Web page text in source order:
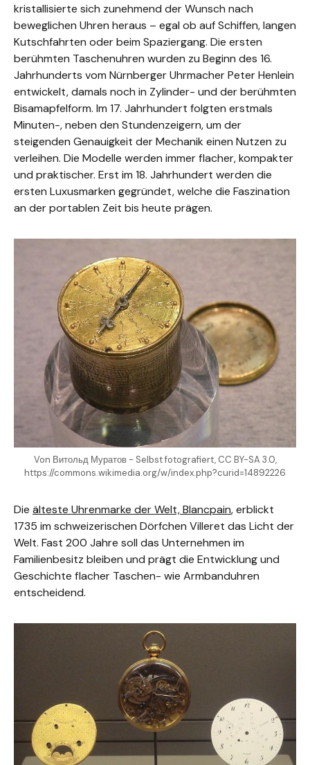
kristallisierte sich zunehmend der Wunsch nach
beweglichen Uhren heraus – egal ob auf Schiffen, langen
Kutschfahrten oder beim Spaziergang. Die ersten
berühmten Taschenuhren wurden zu Beginn des 16.
Jahrhunderts vom Nürnberger Uhrmacher Peter Henlein
entwickelt, damals noch in Zylinder- und der berühmten
Bisamapfelform. Im 17. Jahrhundert folgten erstmals
Minuten-, neben den Stundenzeigern, um der
steigenden Genauigkeit der Mechanik einen Nutzen zu
verleihen. Die Modelle werden immer flacher, kompakter
und praktischer. Erst im 18. Jahrhundert werden die
ersten Luxusmarken gegründet, welche die Faszination
an der portablen Zeit bis heute prägen.
Von Витольд Муратов - Selbst fotografiert, CC BY-SA 3.0,
https://commons.wikimedia.org/w/index.php?curid=14892226
Die älteste Uhrenmarke der Welt, Blancpain, erblickt
1735 im schweizerischen Dörfchen Villeret das Licht der
Welt. Fast 200 Jahre soll das Unternehmen im
Familienbesitz bleiben und prägt die Entwicklung und
Geschichte flacher Taschen- wie Armbanduhren
entscheidend.